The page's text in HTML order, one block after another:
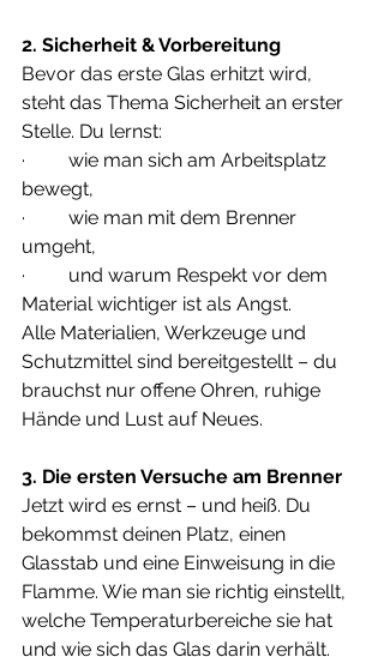
2. Sicherheit & Vorbereitung
Bevor das erste Glas erhitzt wird,
steht das Thema Sicherheit an erster
Stelle. Du lernst:
·         wie man sich am Arbeitsplatz
bewegt,
·         wie man mit dem Brenner
umgeht,
·         und warum Respekt vor dem
Material wichtiger ist als Angst.
Alle Materialien, Werkzeuge und
Schutzmittel sind bereitgestellt – du
brauchst nur offene Ohren, ruhige
Hände und Lust auf Neues.
3. Die ersten Versuche am Brenner
Jetzt wird es ernst – und heiß. Du
bekommst deinen Platz, einen
Glasstab und eine Einweisung in die
Flamme. Wie man sie richtig einstellt,
welche Temperaturbereiche sie hat
und wie sich das Glas darin verhält.